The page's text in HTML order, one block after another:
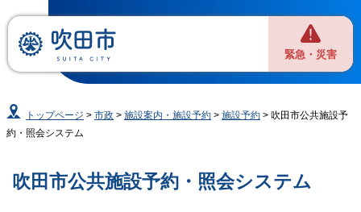
緊急・災害
トップページ >市政 >施設案内・施設予約 >施設予約 > 吹田市公共施設予
約・照会システム
吹田市公共施設予約・照会システム